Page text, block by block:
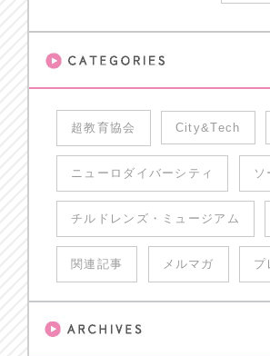
超教育協会 City&Tech
ニューロダイバーシティ ソ
チルドレンズ・ミュージアム
関連記事 メルマガ プ